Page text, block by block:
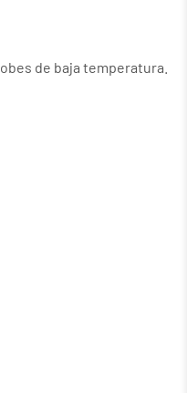
de baja temperatura.